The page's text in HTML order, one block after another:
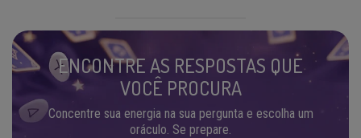
ENCONTRE AS RESPOSTAS QUE
VOCÊ PROCURA
Concentre sua energia na sua pergunta e escolha um
oráculo. Se prepare.